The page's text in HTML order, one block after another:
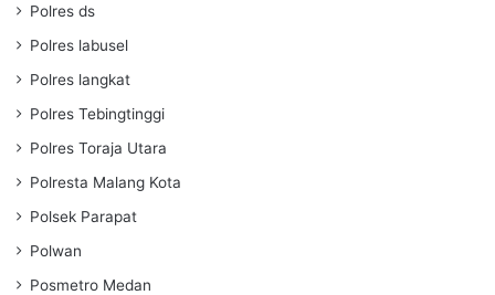
Polres ds
Polres labusel
Polres langkat
Polres Tebingtinggi
Polres Toraja Utara
Polresta Malang Kota
Polsek Parapat
Polwan
Posmetro Medan